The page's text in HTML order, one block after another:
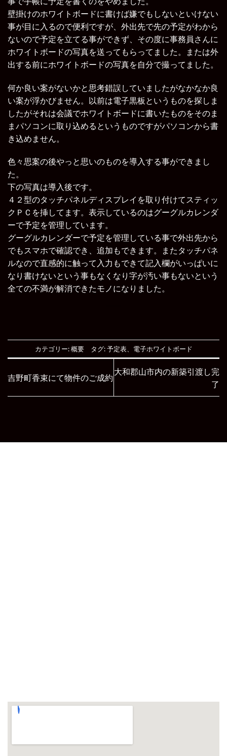
壁掛けのホワイトボードに書けば嫌でもしないといけない
事が目に入るので便利ですが、外出先で先の予定がわから
ないので予定を立てる事ができず、その度に事務員さんに
ホワイトボードの写真を送ってもらってました。または外
出する前にホワイトボードの写真を自分で撮ってました。
何か良い案がないかと思考錯誤していましたがなかなか良
い案が浮かびません。以前は電子黒板というものを探しま
したがそれは会議でホワイトボードに書いたものをそのま
まパソコンに取り込めるというものですがパソコンから書
き込めません。
色々思案の後やっと思いのものを導入する事ができまし
た。
下の写真は導入後です。
４２型のタッチパネルディスプレイを取り付けてスティッ
クＰＣを挿してます。表示しているのはグーグルカレンダ
ーで予定を管理しています。
グーグルカレンダーで予定を管理している事で外出先から
でもスマホで確認でき、追加もできます。またタッチパネ
ルなので直感的に触って入力もできて記入欄がいっぱいに
なり書けないという事もなくなり字が汚い事もないという
全ての不満が解消できたモノになりました。
カテゴリー:概要タグ:予定表、 電子ホワイトボード
吉野町香束にて物件のご成約
大和郡山市内の新築引渡し完
了